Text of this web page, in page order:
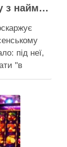
У центрі Києва викрили одну з наймасштабніших туалетних схем з фіктивним будинком
під неї,
"в
окружна
…